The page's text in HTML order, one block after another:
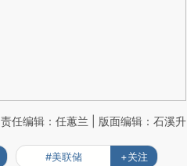
责任编辑：任蕙兰 | 版面编辑：石溪升
#美联储 +关注